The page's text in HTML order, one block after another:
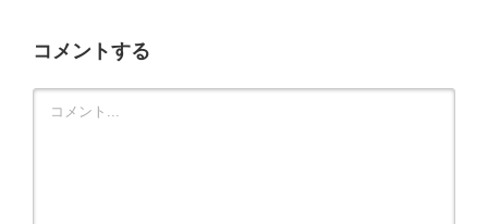
コメントする